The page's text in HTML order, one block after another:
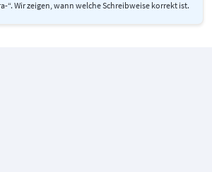
“. Wir zeigen, wann welche Schreibweise korrekt ist.